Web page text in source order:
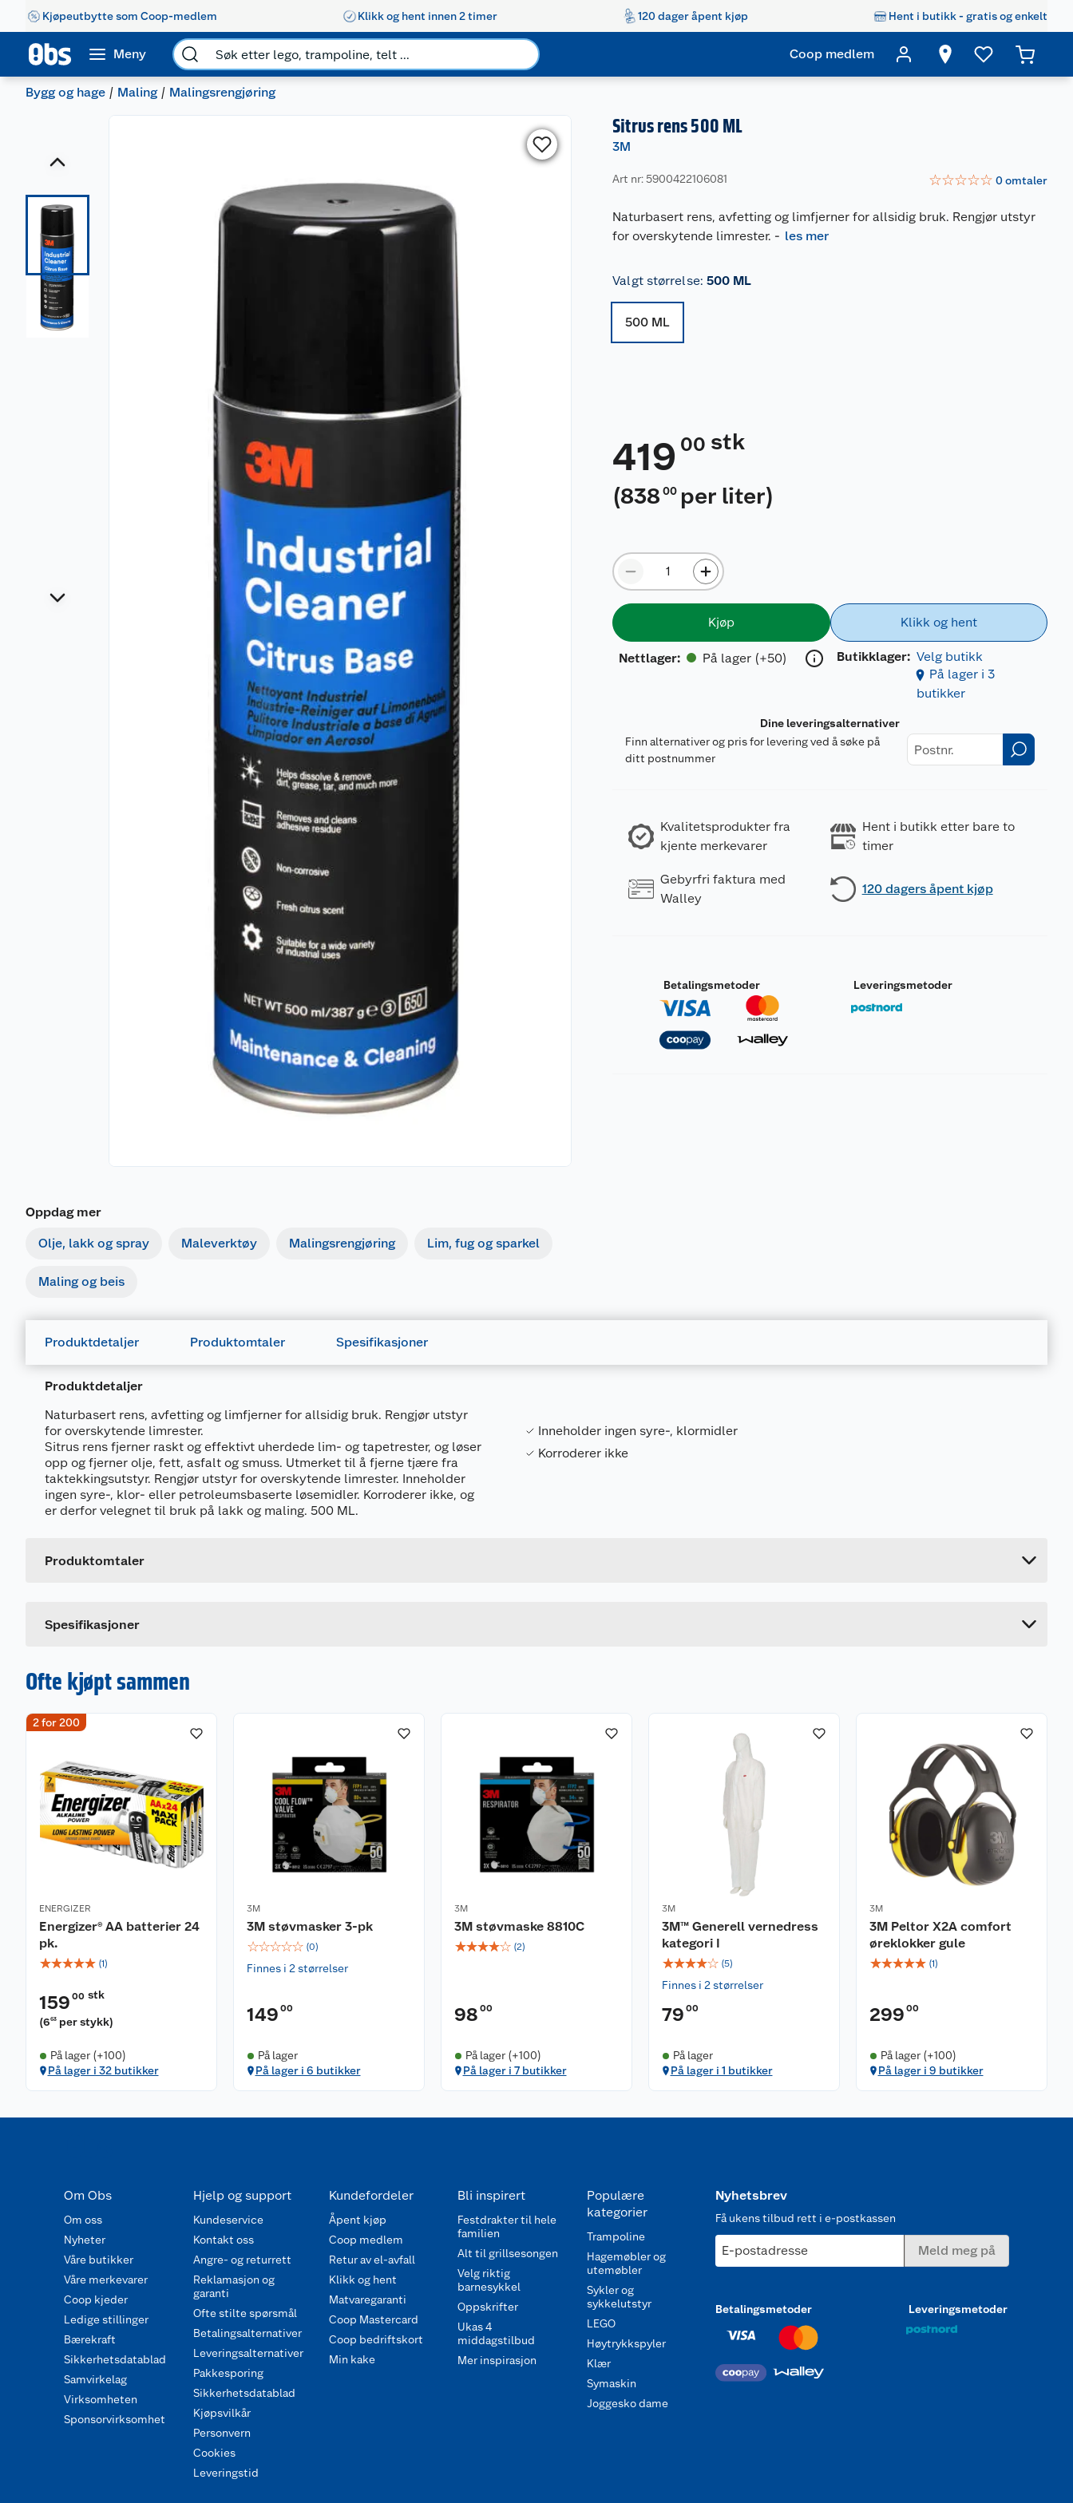
Kjøpeutbytte som Coop-medlem Klikk og hent innen 2 timer 120 dager åpent kjøp Hent i butikk - gratis og enkelt
Meny Coop medlem
Bygg og hage Maling Malingsrengjøring
Oppdag mer
Olje, lakk og spray Maleverktøy Malingsrengjøring Lim, fug og sparkel
Maling og beis
Sitrus rens 500 ML
3M
Art nr: 5900422106081 ☆☆☆☆☆ 0omtaler
Naturbasert rens, avfetting og limfjerner for allsidig bruk. Rengjør utstyr
for overskytende limrester. - les mer
Valgt størrelse: 500 ML
500 ML
419 00 stk
(838 00 per liter)
Kjøp
Nettlager: På lager (+50)
Klikk og hent
Butikklager: Velg butikk
På lager i 3
butikker
Dine leveringsalternativer
Finn alternativer og pris for levering ved å søke på
ditt postnummer
Kvalitetsprodukter fra
kjente merkevarer
Hent i butikk etter bare to
timer
Gebyrfri faktura med
Walley
120 dagers åpent kjøp
Betalingsmetoder Leveringsmetoder
Produktdetaljer Produktomtaler Spesifikasjoner
Produktdetaljer
Naturbasert rens, avfetting og limfjerner for allsidig bruk. Rengjør utstyr
for overskytende limrester.
Sitrus rens fjerner raskt og effektivt uherdede lim- og tapetrester, og løser
opp og fjerner olje, fett, asfalt og smuss. Utmerket til å fjerne tjære fra
taktekkingsutstyr. Rengjør utstyr for overskytende limrester. Inneholder
ingen syre-, klor- eller petroleumsbaserte løsemidler. Korroderer ikke, og
er derfor velegnet til bruk på lakk og maling. 500 ML.
Inneholder ingen syre-, klormidler
Korroderer ikke
Produktomtaler
Spesifikasjoner
Generelt
Leverandørens artikkelnummer
Ofte kjøpt sammen
2 for 200
ENERGIZER
Energizer® AA batterier 24
pk.
☆☆☆☆☆ (1)
159 00 stk
(663 per stykk)
På lager (+100)
På lager i 32 butikker
3M
3M støvmasker 3-pk
☆☆☆☆☆ (0)
Finnes i 2 størrelser
149 00
På lager
På lager i 6 butikker
3M
3M støvmaske 8810C
☆☆☆☆☆ (2)
98 00
På lager (+100)
På lager i 7 butikker
3M
3M™ Generell vernedress
kategori I
☆☆☆☆☆ (5)
Finnes i 2 størrelser
79 00
På lager
På lager i 1 butikker
3M
3M Peltor X2A comfort
øreklokker gule
☆☆☆☆☆ (1)
299 00
På lager (+100)
På lager i 9 butikker
Om Obs
Om oss
Nyheter
Våre butikker
Våre merkevarer
Coop kjeder
Ledige stillinger
Bærekraft
Sikkerhetsdatablad
Samvirkelag
Virksomheten
Sponsorvirksomhet
Hjelp og support
Kundeservice
Kontakt oss
Angre- og returrett
Reklamasjon og
garanti
Ofte stilte spørsmål
Betalingsalternativer
Leveringsalternativer
Pakkesporing
Sikkerhetsdatablad
Kjøpsvilkår
Personvern
Cookies
Leveringstid
Kundefordeler
Åpent kjøp
Coop medlem
Retur av el-avfall
Klikk og hent
Matvaregaranti
Coop Mastercard
Coop bedriftskort
Min kake
Bli inspirert
Festdrakter til hele
familien
Alt til grillsesongen
Velg riktig
barnesykkel
Oppskrifter
Ukas 4
middagstilbud
Mer inspirasjon
Populære
kategorier
Trampoline
Hagemøbler og
utemøbler
Sykler og
sykkelutstyr
LEGO
Høytrykkspyler
Klær
Symaskin
Joggesko dame
Nyhetsbrev
Få ukens tilbud rett i e-postkassen
E-postadresse Meld meg på
Betalingsmetoder Leveringsmetoder